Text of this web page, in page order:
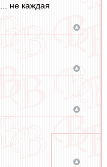
не каждая